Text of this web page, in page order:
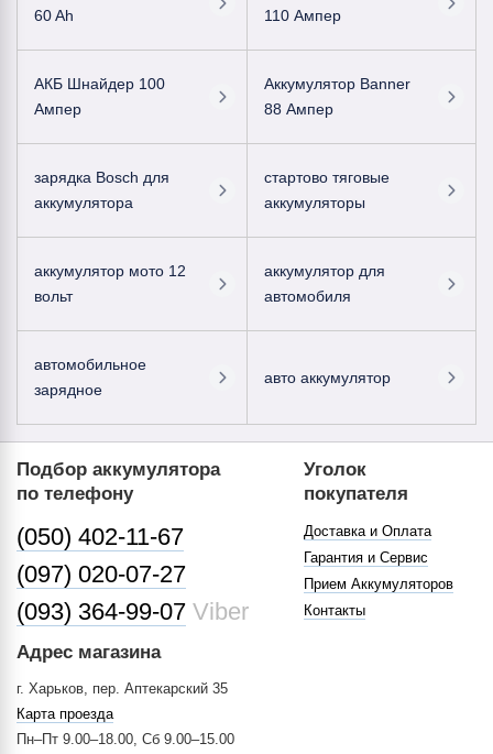
60 Ah
110 Ампер
АКБ Шнайдер 100
Ампер
Аккумулятор Banner
88 Ампер
зарядка Bosch для
аккумулятора
стартово тяговые
аккумуляторы
аккумулятор мото 12
вольт
аккумулятор для
автомобиля
автомобильное
зарядное
авто аккумулятор
Подбор аккумулятора
по телефону
(050) 402-11-67
(097) 020-07-27
(093) 364-99-07 Viber
Адрес магазина
г. Харьков, пер. Аптекарский 35
Карта проезда
Пн–Пт 9.00–18.00, Сб 9.00–15.00
Уголок
покупателя
Доставка и Оплата
Гарантия и Сервис
Прием Аккумуляторов
Контакты